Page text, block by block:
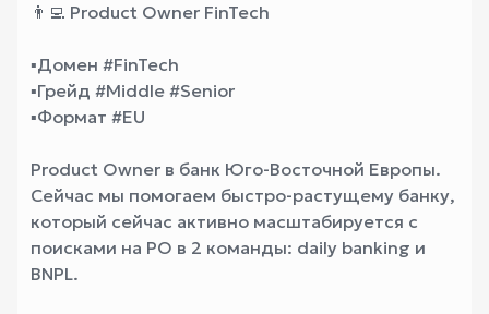
👨‍💻 Product Owner FinTech
▪️Домен #FinTech
▪️Грейд #Middle #Senior
▪️Формат #EU
Product Owner в банк Юго-Восточной Европы.
Сейчас мы помогаем быстро-растущему банку,
который сейчас активно масштабируется с
поисками на PO в 2 команды: daily banking и
BNPL.